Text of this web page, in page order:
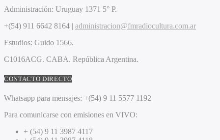
Administración: Uruguay 1371 5° P.
+(54) 911 6642 8164 | administracion@fmradiocultura.com.ar
Estudios: Guido 1566.
C1016ACG. CABA. República Argentina.
CONTACTO DIRECTO
Whatsapp para mensajes: +(54) 9 11 5577 1192
Para comunicarse con emisiones en VIVO:
+ (54) 9 11 3987 4117